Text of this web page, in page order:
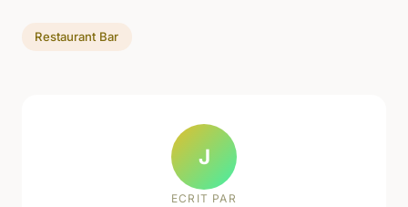
Restaurant Bar
J
ECRIT PAR